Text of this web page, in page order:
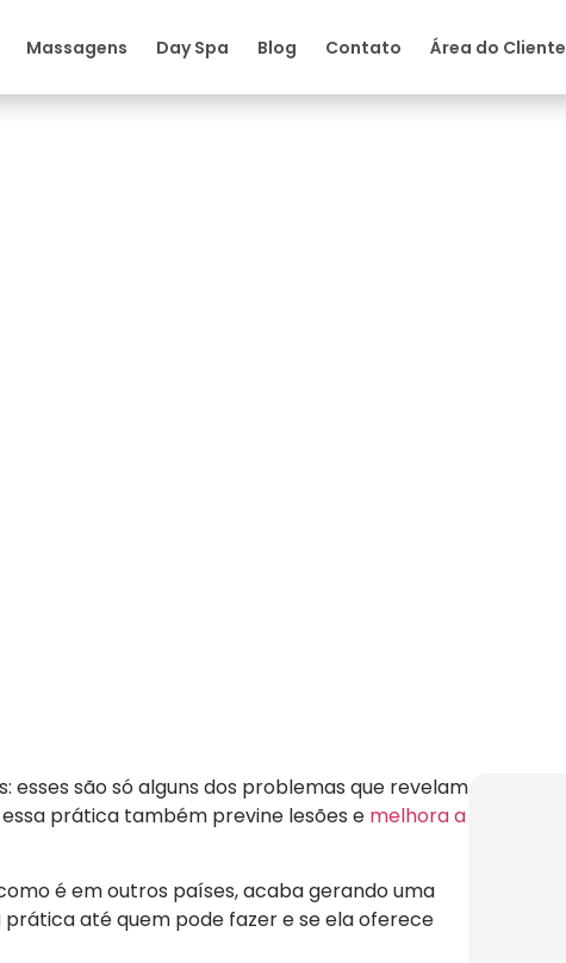
Massagens Day Spa Blog Contato Área do Cliente
esses são só alguns dos problemas que revelam
prática também previne lesões e melhora a
é em outros países, acaba gerando uma
prática até quem pode fazer e se ela oferece